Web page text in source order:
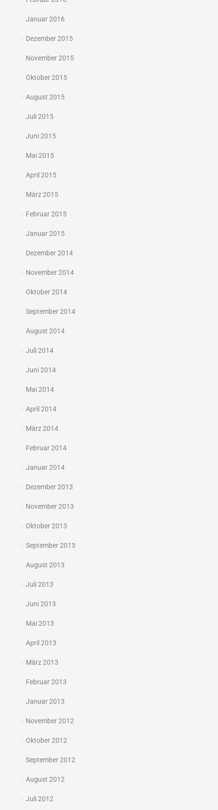
Januar 2016
Dezember 2015
November 2015
Oktober 2015
August 2015
Juli 2015
Juni 2015
Mai 2015
April 2015
März 2015
Februar 2015
Januar 2015
Dezember 2014
November 2014
Oktober 2014
September 2014
August 2014
Juli 2014
Juni 2014
Mai 2014
April 2014
März 2014
Februar 2014
Januar 2014
Dezember 2013
November 2013
Oktober 2013
September 2013
August 2013
Juli 2013
Juni 2013
Mai 2013
April 2013
März 2013
Februar 2013
Januar 2013
November 2012
Oktober 2012
September 2012
August 2012
Juli 2012